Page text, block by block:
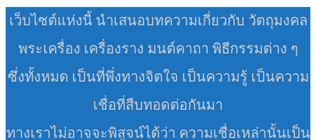
เว็บไซต์แห่งนี้ นำเสนอบทความเกี่ยวกับ วัตถุมงคล
พระเครื่อง เครื่องราง มนต์คาถา พิธีกรรมต่าง ๆ
ซึ่งทั้งหมด เป็นที่พึ่งทางจิตใจ เป็นความรู้ เป็นความ
เชื่อที่สืบทอดต่อกันมา
ทางเราไม่อาจจะพิสูจน์ได้ว่า ความเชื่อเหล่านั้นเป็น